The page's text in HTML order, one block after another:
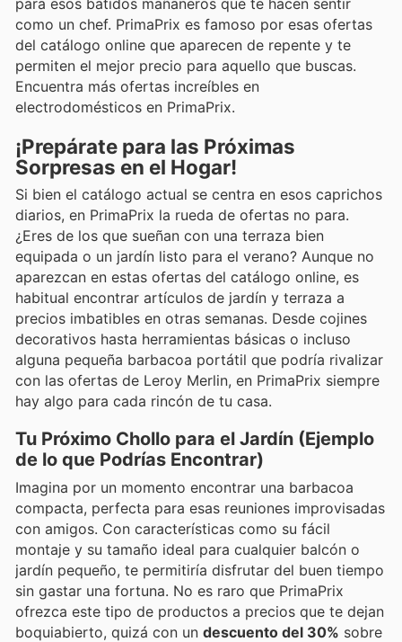
para esos batidos mañaneros que te hacen sentir
como un chef. PrimaPrix es famoso por esas ofertas
del catálogo online que aparecen de repente y te
permiten el mejor precio para aquello que buscas.
Encuentra más ofertas increíbles en
electrodomésticos en PrimaPrix.
¡Prepárate para las Próximas
Sorpresas en el Hogar!
Si bien el catálogo actual se centra en esos caprichos
diarios, en PrimaPrix la rueda de ofertas no para.
¿Eres de los que sueñan con una terraza bien
equipada o un jardín listo para el verano? Aunque no
aparezcan en estas ofertas del catálogo online, es
habitual encontrar artículos de jardín y terraza a
precios imbatibles en otras semanas. Desde cojines
decorativos hasta herramientas básicas o incluso
alguna pequeña barbacoa portátil que podría rivalizar
con las ofertas de Leroy Merlin, en PrimaPrix siempre
hay algo para cada rincón de tu casa.
Tu Próximo Chollo para el Jardín (Ejemplo
de lo que Podrías Encontrar)
Imagina por un momento encontrar una barbacoa
compacta, perfecta para esas reuniones improvisadas
con amigos. Con características como su fácil
montaje y su tamaño ideal para cualquier balcón o
jardín pequeño, te permitiría disfrutar del buen tiempo
sin gastar una fortuna. No es raro que PrimaPrix
ofrezca este tipo de productos a precios que te dejan
boquiabierto, quizá con un descuento del 30% sobre